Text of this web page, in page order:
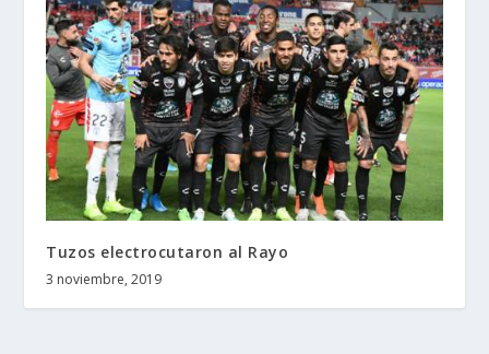
Tuzos electrocutaron al Rayo
3 noviembre, 2019